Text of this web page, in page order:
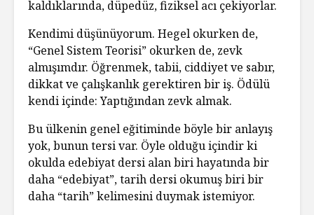
kaldıklarında, düpedüz, fiziksel acı çekiyorlar.
Kendimi düşünüyorum. Hegel okurken de,
“Genel Sistem Teorisi” okurken de, zevk
almışımdır. Öğrenmek, tabii, ciddiyet ve sabır,
dikkat ve çalışkanlık gerektiren bir iş. Ödülü
kendi içinde: Yaptığından zevk almak.
Bu ülkenin genel eğitiminde böyle bir anlayış
yok, bunun tersi var. Öyle olduğu içindir ki
okulda edebiyat dersi alan biri hayatında bir
daha “edebiyat”, tarih dersi okumuş biri bir
daha “tarih” kelimesini duymak istemiyor.